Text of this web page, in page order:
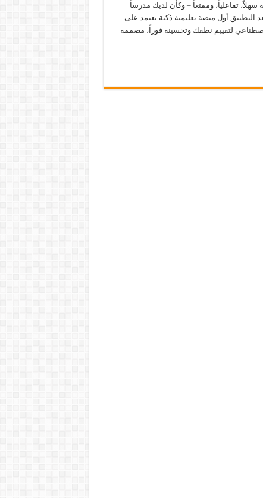
سهلاً، تفاعلياً، وممتعاً – وكأن لديك مدرساً
التطبيق أول منصة تعليمية ذكية تعتمد على
لتقييم نطقك وتحسينه فوراً، مصممة